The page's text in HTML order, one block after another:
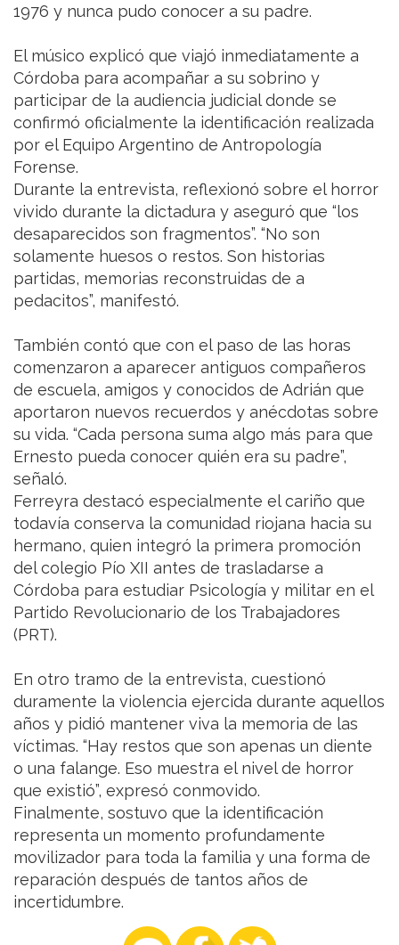
1976 y nunca pudo conocer a su padre.
El músico explicó que viajó inmediatamente a
Córdoba para acompañar a su sobrino y
participar de la audiencia judicial donde se
confirmó oficialmente la identificación realizada
por el Equipo Argentino de Antropología
Forense.
Durante la entrevista, reflexionó sobre el horror
vivido durante la dictadura y aseguró que “los
desaparecidos son fragmentos”. “No son
solamente huesos o restos. Son historias
partidas, memorias reconstruidas de a
pedacitos”, manifestó.
También contó que con el paso de las horas
comenzaron a aparecer antiguos compañeros
de escuela, amigos y conocidos de Adrián que
aportaron nuevos recuerdos y anécdotas sobre
su vida. “Cada persona suma algo más para que
Ernesto pueda conocer quién era su padre”,
señaló.
Ferreyra destacó especialmente el cariño que
todavía conserva la comunidad riojana hacia su
hermano, quien integró la primera promoción
del colegio Pío XII antes de trasladarse a
Córdoba para estudiar Psicología y militar en el
Partido Revolucionario de los Trabajadores
(PRT).
En otro tramo de la entrevista, cuestionó
duramente la violencia ejercida durante aquellos
años y pidió mantener viva la memoria de las
víctimas. “Hay restos que son apenas un diente
o una falange. Eso muestra el nivel de horror
que existió”, expresó conmovido.
Finalmente, sostuvo que la identificación
representa un momento profundamente
movilizador para toda la familia y una forma de
reparación después de tantos años de
incertidumbre.